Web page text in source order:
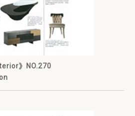
》NO.270